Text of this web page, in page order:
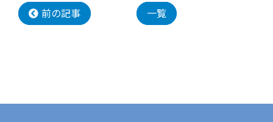
前の記事 一覧